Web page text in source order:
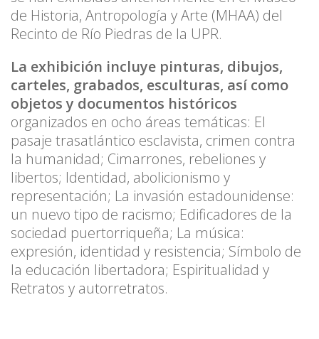
de Historia, Antropología y Arte (MHAA) del
Recinto de Río Piedras de la UPR.
La exhibición incluye pinturas, dibujos,
carteles, grabados, esculturas, así como
objetos y documentos históricos
organizados en ocho áreas temáticas: El
pasaje trasatlántico esclavista, crimen contra
la humanidad; Cimarrones, rebeliones y
libertos; Identidad, abolicionismo y
representación; La invasión estadounidense:
un nuevo tipo de racismo; Edificadores de la
sociedad puertorriqueña; La música:
expresión, identidad y resistencia; Símbolo de
la educación libertadora; Espiritualidad y
Retratos y autorretratos.